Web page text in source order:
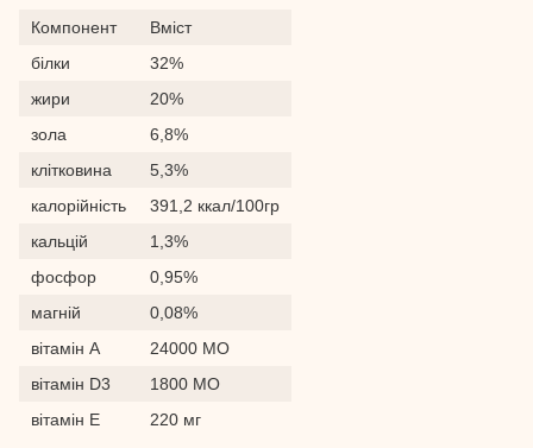
Компонент
Вміст
білки
32%
жири
20%
зола
6,8%
клітковина
5,3%
калорійність
391,2 ккал/100гр
кальцій
1,3%
фосфор
0,95%
магній
0,08%
вітамін А
24000 МО
вітамін D3
1800 МО
вітамін E
220 мг